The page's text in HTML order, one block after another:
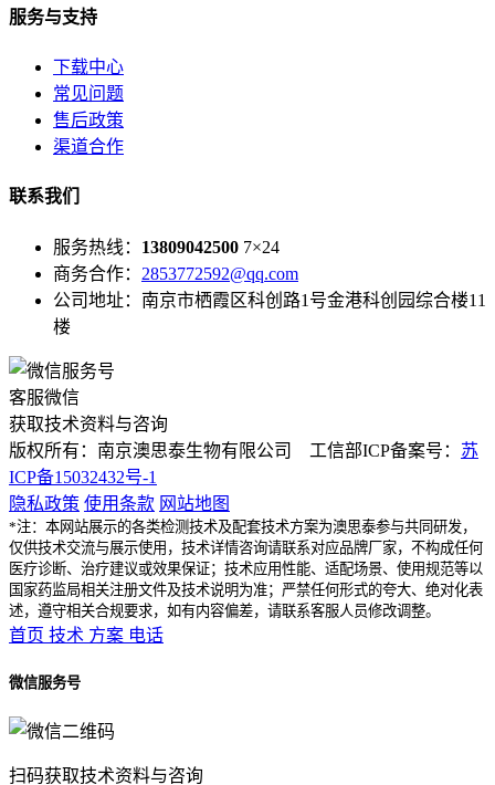
服务与支持
下载中心
常见问题
售后政策
渠道合作
联系我们
服务热线： 13809042500 7×24
商务合作： 2853772592@qq.com
公司地址：南京市栖霞区科创路1号金港科创园综合楼11
楼
客服微信
获取技术资料与咨询
版权所有：南京澳思泰生物有限公司 工信部ICP备案号： 苏
ICP备15032432号-1
隐私政策 使用条款 网站地图
*注：本网站展示的各类检测技术及配套技术方案为澳思泰参与共同研发，
仅供技术交流与展示使用，技术详情咨询请联系对应品牌厂家，不构成任何
医疗诊断、治疗建议或效果保证；技术应用性能、适配场景、使用规范等以
国家药监局相关注册文件及技术说明为准；严禁任何形式的夸大、绝对化表
述，遵守相关合规要求，如有内容偏差，请联系客服人员修改调整。
首页 技术 方案 电话
微信服务号
扫码获取技术资料与咨询